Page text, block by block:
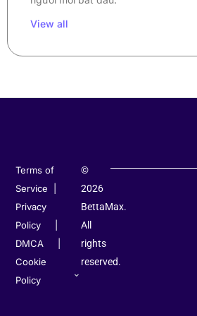
View all
©
2026
BettaMax.
All
rights
reserved.
Terms of
Service
Privacy
Policy
DMCA
Cookie
Policy